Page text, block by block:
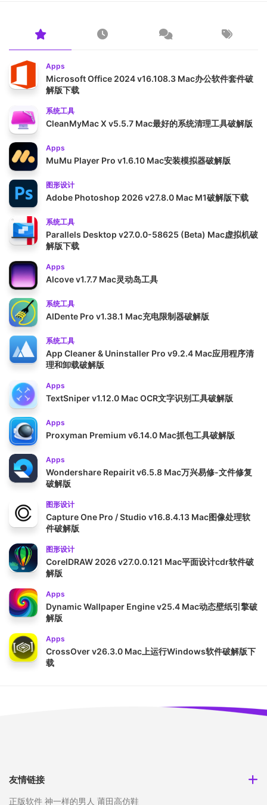
Apps
Microsoft Office 2024 v16.108.3 Mac办公软件套件破
解版下载
系统工具
CleanMyMac X v5.5.7 Mac最好的系统清理工具破解版
Apps
MuMu Player Pro v1.6.10 Mac安装模拟器破解版
图形设计
Adobe Photoshop 2026 v27.8.0 Mac M1破解版下载
系统工具
Parallels Desktop v27.0.0-58625 (Beta) Mac虚拟机破
解版下载
Apps
Alcove v1.7.7 Mac灵动岛工具
系统工具
AlDente Pro v1.38.1 Mac充电限制器破解版
系统工具
App Cleaner & Uninstaller Pro v9.2.4 Mac应用程序清
理和卸载破解版
Apps
TextSniper v1.12.0 Mac OCR文字识别工具破解版
Apps
Proxyman Premium v6.14.0 Mac抓包工具破解版
Apps
Wondershare Repairit v6.5.8 Mac万兴易修-文件修复
破解版
图形设计
Capture One Pro / Studio v16.8.4.13 Mac图像处理软
件破解版
图形设计
CorelDRAW 2026 v27.0.0.121 Mac平面设计cdr软件破
解版
Apps
Dynamic Wallpaper Engine v25.4 Mac动态壁纸引擎破
解版
Apps
CrossOver v26.3.0 Mac上运行Windows软件破解版下
载
友情链接
正版软件 神一样的男人 莆田高仿鞋